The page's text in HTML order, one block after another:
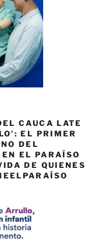
CAUCA LATE
EL PRIMER
DEL
EL PARAÍSO
DE QUIENES